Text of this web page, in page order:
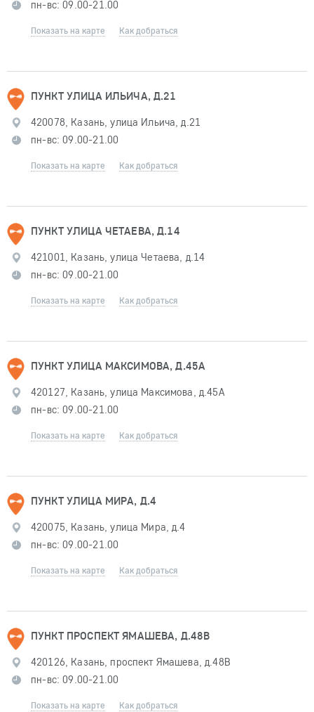
пн-вс: 09.00-21.00
Показать на карте Как добраться
ПУНКТ УЛИЦА ИЛЬИЧА, Д.21
420078, Казань, улица Ильича, д.21
пн-вс: 09.00-21.00
Показать на карте Как добраться
ПУНКТ УЛИЦА ЧЕТАЕВА, Д.14
421001, Казань, улица Четаева, д.14
пн-вс: 09.00-21.00
Показать на карте Как добраться
ПУНКТ УЛИЦА МАКСИМОВА, Д.45А
420127, Казань, улица Максимова, д.45А
пн-вс: 09.00-21.00
Показать на карте Как добраться
ПУНКТ УЛИЦА МИРА, Д.4
420075, Казань, улица Мира, д.4
пн-вс: 09.00-21.00
Показать на карте Как добраться
ПУНКТ ПРОСПЕКТ ЯМАШЕВА, Д.48В
420126, Казань, проспект Ямашева, д.48В
пн-вс: 09.00-21.00
Показать на карте Как добраться